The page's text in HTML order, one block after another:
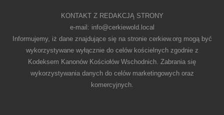
KONTAKT Z REDAKCJĄ STRONY
e-mail: info@cerkiewold.local
Informujemy, iż dane znajdujące się na stronie cerkiew.org mogą być
wykorzystywane wyłącznie do celów kościelnych zgodnie z
Kodeksem Kanonów Kościołów Wschodnich. Zabrania się
wykorzystywania danych do celów marketingowych oraz
komercyjnych.